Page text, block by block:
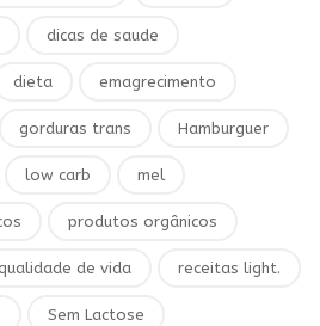
dicas de saude
dieta emagrecimento
gorduras trans Hamburguer
low carb mel
produtos orgânicos
de vida receitas light.
Sem Lactose